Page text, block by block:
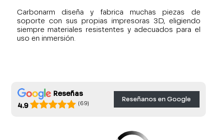
Carbonarm diseña y fabrica muchas piezas de
soporte con sus propias impresoras 3D, eligiendo
siempre materiales resistentes y adecuados para el
uso en inmersión.
Reseñas
4.9
(69)
Reseñanos en Google